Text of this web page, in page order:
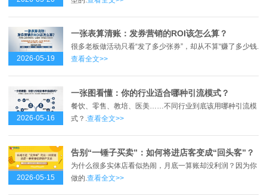
2026-05-19
一张表算清账：发券营销的ROI该怎么算？
很多老板做活动只看“发了多少张券”，却从不算“赚了多少钱.
查看全文>>
2026-05-16
一张图看懂：你的行业适合哪种引流模式？
餐饮、零售、教培、医美……不同行业到底该用哪种引流模
式？.查看全文>>
2026-05-15
告别“一锤子买卖”：如何将进店客变成“回头客”？
为什么很多实体店看似热闹，月底一算账却没利润？因为你
做的. 查看全文>>